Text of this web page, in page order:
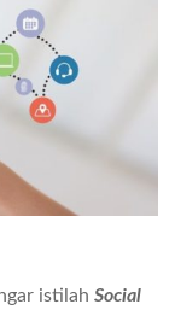
istilahSocial